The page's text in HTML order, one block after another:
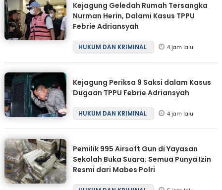
Kejagung Geledah Rumah Tersangka
Nurman Herin, Dalami Kasus TPPU
Febrie Adriansyah
HUKUM DAN KRIMINAL 4 jam lalu
Kejagung Periksa 9 Saksi dalam Kasus
Dugaan TPPU Febrie Adriansyah
HUKUM DAN KRIMINAL 4 jam lalu
Pemilik 995 Airsoft Gun di Yayasan
Sekolah Buka Suara: Semua Punya Izin
Resmi dari Mabes Polri